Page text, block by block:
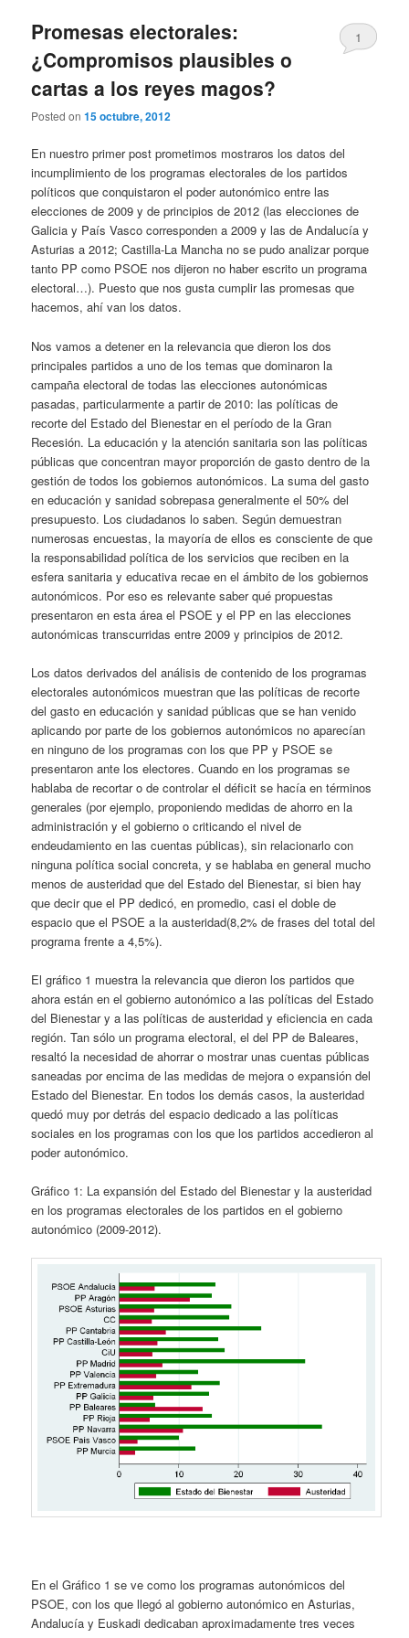
Promesas electorales:
¿Compromisos plausibles o
cartas a los reyes magos?
Posted on15 octubre, 2012
1
En nuestro primer post prometimos mostraros los datos del
incumplimiento de los programas electorales de los partidos
políticos que conquistaron el poder autonómico entre las
elecciones de 2009 y de principios de 2012 (las elecciones de
Galicia y País Vasco corresponden a 2009 y las de Andalucía y
Asturias a 2012; Castilla-La Mancha no se pudo analizar porque
tanto PP como PSOE nos dijeron no haber escrito un programa
electoral…). Puesto que nos gusta cumplir las promesas que
hacemos, ahí van los datos.
Nos vamos a detener en la relevancia que dieron los dos
principales partidos a uno de los temas que dominaron la
campaña electoral de todas las elecciones autonómicas
pasadas, particularmente a partir de 2010: las políticas de
recorte del Estado del Bienestar en el período de la Gran
Recesión. La educación y la atención sanitaria son las políticas
públicas que concentran mayor proporción de gasto dentro de la
gestión de todos los gobiernos autonómicos. La suma del gasto
en educación y sanidad sobrepasa generalmente el 50% del
presupuesto. Los ciudadanos lo saben. Según demuestran
numerosas encuestas, la mayoría de ellos es consciente de que
la responsabilidad política de los servicios que reciben en la
esfera sanitaria y educativa recae en el ámbito de los gobiernos
autonómicos. Por eso es relevante saber qué propuestas
presentaron en esta área el PSOE y el PP en las elecciones
autonómicas transcurridas entre 2009 y principios de 2012.
Los datos derivados del análisis de contenido de los programas
electorales autonómicos muestran que las políticas de recorte
del gasto en educación y sanidad públicas que se han venido
aplicando por parte de los gobiernos autonómicos no aparecían
en ninguno de los programas con los que PP y PSOE se
presentaron ante los electores. Cuando en los programas se
hablaba de recortar o de controlar el déficit se hacía en términos
generales (por ejemplo, proponiendo medidas de ahorro en la
administración y el gobierno o criticando el nivel de
endeudamiento en las cuentas públicas), sin relacionarlo con
ninguna política social concreta, y se hablaba en general mucho
menos de austeridad que del Estado del Bienestar, si bien hay
que decir que el PP dedicó, en promedio, casi el doble de
espacio que el PSOE a la austeridad(8,2% de frases del total del
programa frente a 4,5%).
El gráfico 1 muestra la relevancia que dieron los partidos que
ahora están en el gobierno autonómico a las políticas del Estado
del Bienestar y a las políticas de austeridad y eficiencia en cada
región. Tan sólo un programa electoral, el del PP de Baleares,
resaltó la necesidad de ahorrar o mostrar unas cuentas públicas
saneadas por encima de las medidas de mejora o expansión del
Estado del Bienestar. En todos los demás casos, la austeridad
quedó muy por detrás del espacio dedicado a las políticas
sociales en los programas con los que los partidos accedieron al
poder autonómico.
Gráfico 1: La expansión del Estado del Bienestar y la austeridad
en los programas electorales de los partidos en el gobierno
autonómico (2009-2012).
En el Gráfico 1 se ve como los programas autonómicos del
PSOE, con los que llegó al gobierno autonómico en Asturias,
Andalucía y Euskadi dedicaban aproximadamente tres veces